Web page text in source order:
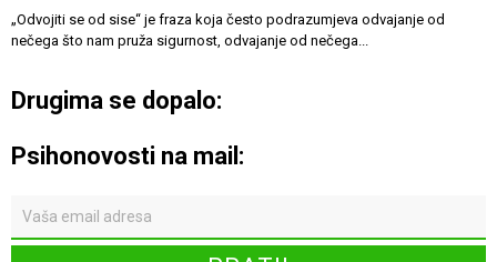
„Odvojiti se od sise“ je fraza koja često podrazumjeva odvajanje od
nečega što nam pruža sigurnost, odvajanje od nečega...
Drugima se dopalo:
Psihonovosti na mail: